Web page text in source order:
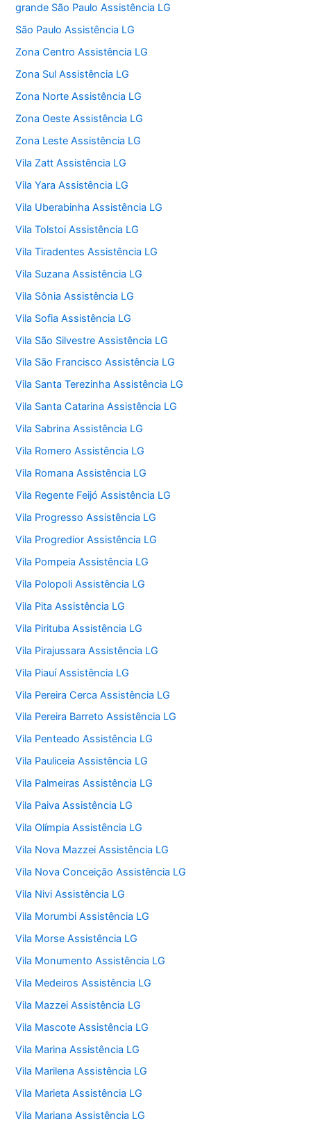
grande São Paulo Assistência LG
São Paulo Assistência LG
Zona Centro Assistência LG
Zona Sul Assistência LG
Zona Norte Assistência LG
Zona Oeste Assistência LG
Zona Leste Assistência LG
Vila Zatt Assistência LG
Vila Yara Assistência LG
Vila Uberabinha Assistência LG
Vila Tolstoi Assistência LG
Vila Tiradentes Assistência LG
Vila Suzana Assistência LG
Vila Sônia Assistência LG
Vila Sofia Assistência LG
Vila São Silvestre Assistência LG
Vila São Francisco Assistência LG
Vila Santa Terezinha Assistência LG
Vila Santa Catarina Assistência LG
Vila Sabrina Assistência LG
Vila Romero Assistência LG
Vila Romana Assistência LG
Vila Regente Feijó Assistência LG
Vila Progresso Assistência LG
Vila Progredior Assistência LG
Vila Pompeia Assistência LG
Vila Polopoli Assistência LG
Vila Pita Assistência LG
Vila Pirituba Assistência LG
Vila Pirajussara Assistência LG
Vila Piauí Assistência LG
Vila Pereira Cerca Assistência LG
Vila Pereira Barreto Assistência LG
Vila Penteado Assistência LG
Vila Pauliceia Assistência LG
Vila Palmeiras Assistência LG
Vila Paiva Assistência LG
Vila Olímpia Assistência LG
Vila Nova Mazzei Assistência LG
Vila Nova Conceição Assistência LG
Vila Nivi Assistência LG
Vila Morumbi Assistência LG
Vila Morse Assistência LG
Vila Monumento Assistência LG
Vila Medeiros Assistência LG
Vila Mazzei Assistência LG
Vila Mascote Assistência LG
Vila Marina Assistência LG
Vila Marilena Assistência LG
Vila Marieta Assistência LG
Vila Mariana Assistência LG